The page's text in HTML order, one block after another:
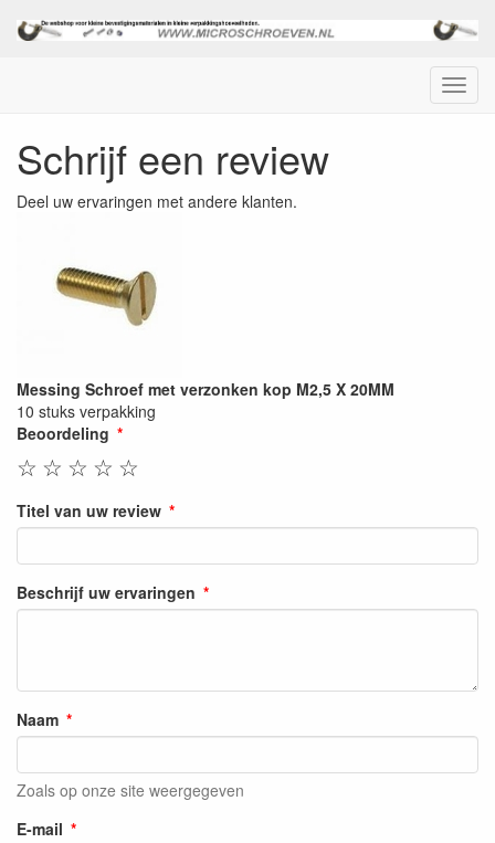
Menu
Schrijf een review
Deel uw ervaringen met andere klanten.
Messing Schroef met verzonken kop M2,5 X 20MM
10 stuks verpakking
Beoordeling
☆
☆
☆
☆
☆
Titel van uw review
Beschrijf uw ervaringen
Naam
Zoals op onze site weergegeven
E-mail